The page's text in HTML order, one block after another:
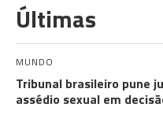
Últimas
MUNDO
Tribunal brasileiro pune
assédio sexual em